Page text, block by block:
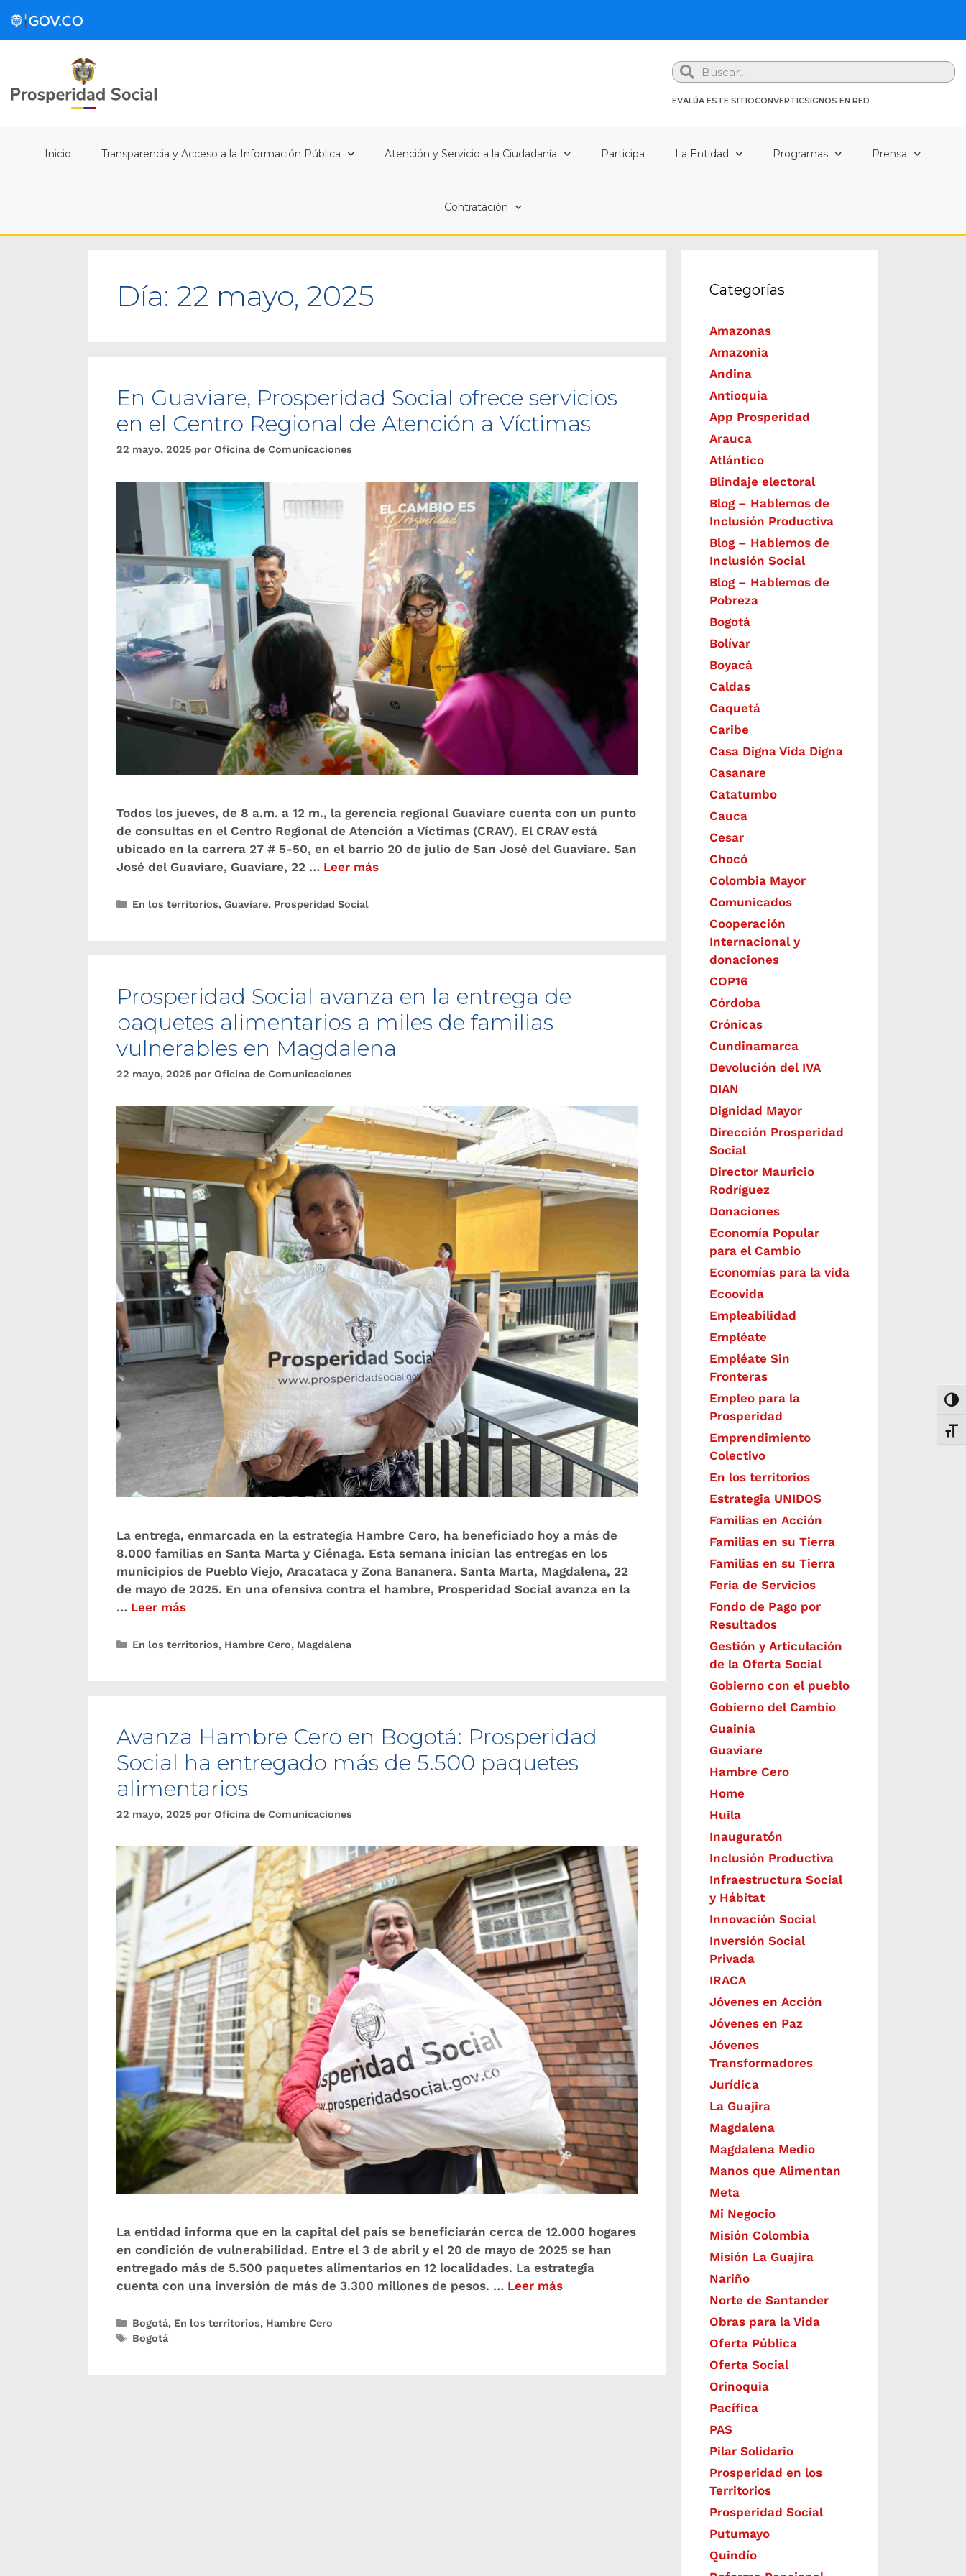
Search
EVALÚA ESTE SITIOCONVERTICSIGNOS EN RED
Inicio Transparencia y Acceso a la Información Pública Atención y Servicio a la Ciudadanía Participa La Entidad Programas Prensa
Contratación
Día: 22 mayo, 2025
En Guaviare, Prosperidad Social ofrece servicios
en el Centro Regional de Atención a Víctimas
22 mayo, 2025 por Oficina de Comunicaciones
Todos los jueves, de 8 a.m. a 12 m., la gerencia regional Guaviare cuenta con un punto
de consultas en el Centro Regional de Atención a Víctimas (CRAV). El CRAV está
ubicado en la carrera 27 # 5-50, en el barrio 20 de julio de San José del Guaviare. San
José del Guaviare, Guaviare, 22 … Leer más
En los territorios, Guaviare, Prosperidad Social
Prosperidad Social avanza en la entrega de
paquetes alimentarios a miles de familias
vulnerables en Magdalena
22 mayo, 2025 por Oficina de Comunicaciones
La entrega, enmarcada en la estrategia Hambre Cero, ha beneficiado hoy a más de
8.000 familias en Santa Marta y Ciénaga. Esta semana inician las entregas en los
municipios de Pueblo Viejo, Aracataca y Zona Bananera. Santa Marta, Magdalena, 22
de mayo de 2025. En una ofensiva contra el hambre, Prosperidad Social avanza en la
… Leer más
En los territorios, Hambre Cero, Magdalena
Avanza Hambre Cero en Bogotá: Prosperidad
Social ha entregado más de 5.500 paquetes
alimentarios
22 mayo, 2025 por Oficina de Comunicaciones
La entidad informa que en la capital del país se beneficiarán cerca de 12.000 hogares
en condición de vulnerabilidad. Entre el 3 de abril y el 20 de mayo de 2025 se han
entregado más de 5.500 paquetes alimentarios en 12 localidades. La estrategia
cuenta con una inversión de más de 3.300 millones de pesos. … Leer más
Bogotá, En los territorios, Hambre Cero
Bogotá
Categorías
Amazonas
Amazonia
Andina
Antioquia
App Prosperidad
Arauca
Atlántico
Blindaje electoral
Blog – Hablemos de
Inclusión Productiva
Blog – Hablemos de
Inclusión Social
Blog – Hablemos de
Pobreza
Bogotá
Bolívar
Boyacá
Caldas
Caquetá
Caribe
Casa Digna Vida Digna
Casanare
Catatumbo
Cauca
Cesar
Chocó
Colombia Mayor
Comunicados
Cooperación
Internacional y
donaciones
COP16
Córdoba
Crónicas
Cundinamarca
Devolución del IVA
DIAN
Dignidad Mayor
Dirección Prosperidad
Social
Director Mauricio
Rodríguez
Donaciones
Economía Popular
para el Cambio
Economías para la vida
Ecoovida
Empleabilidad
Empléate
Empléate Sin
Fronteras
Empleo para la
Prosperidad
Emprendimiento
Colectivo
En los territorios
Estrategia UNIDOS
Familias en Acción
Familias en su Tierra
Familias en su Tierra
Feria de Servicios
Fondo de Pago por
Resultados
Gestión y Articulación
de la Oferta Social
Gobierno con el pueblo
Gobierno del Cambio
Guainía
Guaviare
Hambre Cero
Home
Huila
Inauguratón
Inclusión Productiva
Infraestructura Social
y Hábitat
​Innovación Social
Inversión Social
Privada
IRACA
Jóvenes en Acción
Jóvenes en Paz
Jóvenes
Transformadores
Jurídica
La Guajira
Magdalena
Magdalena Medio
Manos que Alimentan
Meta
Mi Negocio
Misión Colombia
Misión La Guajira
Nariño
Norte de Santander
Obras para la Vida
Oferta Pública
Oferta Social​​
Orinoquia
Pacífica
PAS
Pilar Solidario
Prosperidad en los
Territorios
Prosperidad Social
Putumayo
Quindío